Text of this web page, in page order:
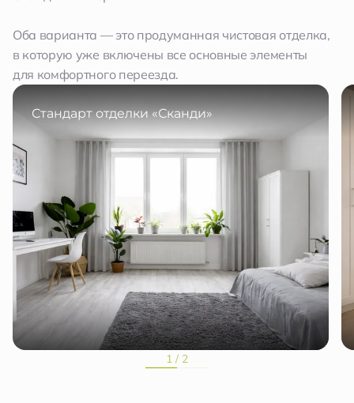
Оба варианта — это продуманная чистовая отделка,
в которую уже включены все основные элементы
для комфортного переезда.
Стандарт отделки «Сканди»
1 / 2